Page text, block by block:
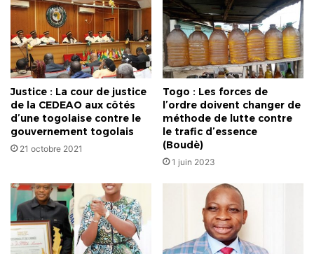
Justice : La cour de justice
de la CEDEAO aux côtés
d’une togolaise contre le
gouvernement togolais
21 octobre 2021
Togo : Les forces de
l’ordre doivent changer de
méthode de lutte contre
le trafic d’essence
(Boudè)
1 juin 2023